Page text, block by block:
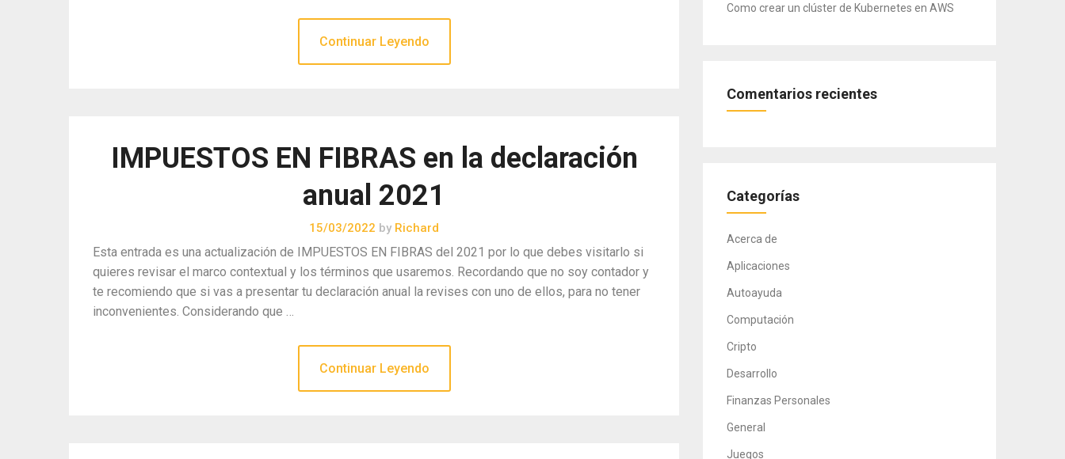
Continuar Leyendo
IMPUESTOS EN FIBRAS en la declaración
anual 2021
15/03/2022 by Richard
Esta entrada es una actualización de IMPUESTOS EN FIBRAS del 2021 por lo que debes visitarlo si
quieres revisar el marco contextual y los términos que usaremos. Recordando que no soy contador y
te recomiendo que si vas a presentar tu declaración anual la revises con uno de ellos, para no tener
inconvenientes. Considerando que …
Continuar Leyendo
Como crear un clúster de Kubernetes en AWS
Comentarios recientes
Categorías
Acerca de
Aplicaciones
Autoayuda
Computación
Cripto
Desarrollo
Finanzas Personales
General
Juegos